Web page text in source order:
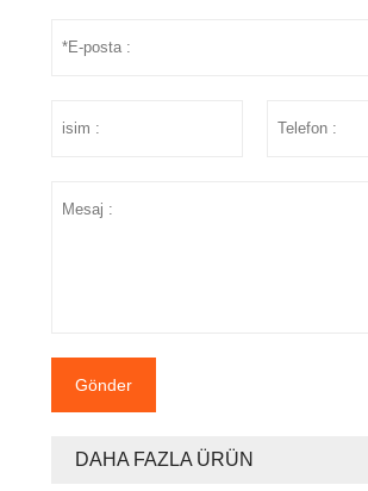
Gönder
DAHA FAZLA ÜRÜN